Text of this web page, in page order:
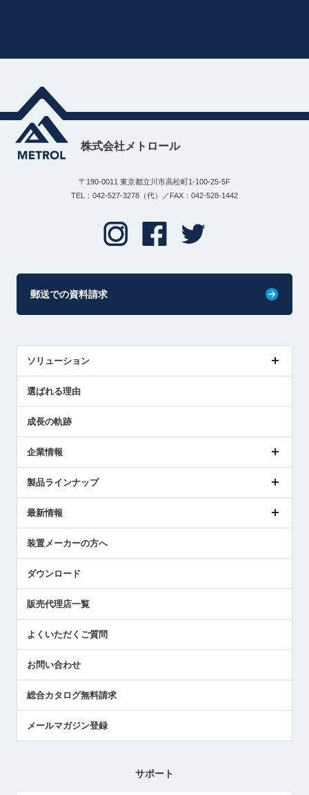
株式会社メトロール
〒190-0011 東京都立川市高松町1-100-25-5F
TEL：042-527-3278（代）／FAX：042-528-1442
郵送での資料請求
ソリューション
解決策提案
選ばれる理由
成長の軌跡
企業情報
ごあいさつ
受賞履歴
採用情報
国/地域/言語
製品ラインナップ
ツールセッタ製品
エアマイクロセンサ製品
最新情報
メトロールの技術
社員ブログ
中小企業のBCP地震対策
センサのテクニカルガイド
社長ブログ
装置メーカーの方へ
ダウンロード
販売代理店一覧
よくいただくご質問
お問い合わせ
総合カタログ無料請求
メールマガジン登録
サポート